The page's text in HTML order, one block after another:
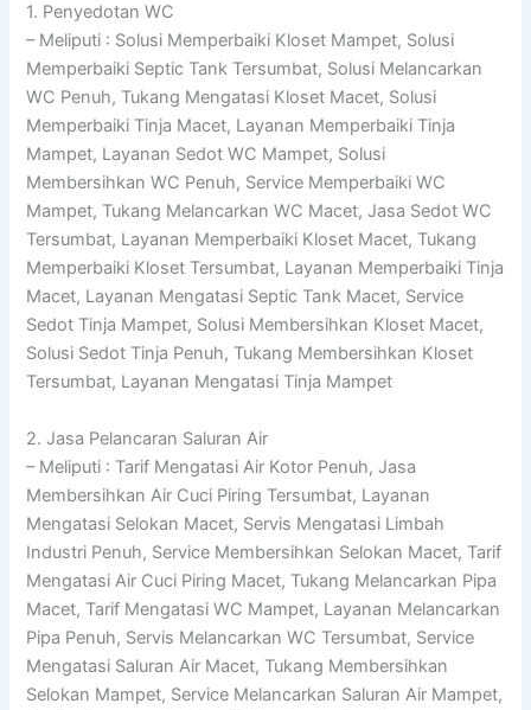
1. Penyedotan WC
– Meliputi : Solusi Memperbaiki Kloset Mampet, Solusi
Memperbaiki Septic Tank Tersumbat, Solusi Melancarkan
WC Penuh, Tukang Mengatasi Kloset Macet, Solusi
Memperbaiki Tinja Macet, Layanan Memperbaiki Tinja
Mampet, Layanan Sedot WC Mampet, Solusi
Membersihkan WC Penuh, Service Memperbaiki WC
Mampet, Tukang Melancarkan WC Macet, Jasa Sedot WC
Tersumbat, Layanan Memperbaiki Kloset Macet, Tukang
Memperbaiki Kloset Tersumbat, Layanan Memperbaiki Tinja
Macet, Layanan Mengatasi Septic Tank Macet, Service
Sedot Tinja Mampet, Solusi Membersihkan Kloset Macet,
Solusi Sedot Tinja Penuh, Tukang Membersihkan Kloset
Tersumbat, Layanan Mengatasi Tinja Mampet
2. Jasa Pelancaran Saluran Air
– Meliputi : Tarif Mengatasi Air Kotor Penuh, Jasa
Membersihkan Air Cuci Piring Tersumbat, Layanan
Mengatasi Selokan Macet, Servis Mengatasi Limbah
Industri Penuh, Service Membersihkan Selokan Macet, Tarif
Mengatasi Air Cuci Piring Macet, Tukang Melancarkan Pipa
Macet, Tarif Mengatasi WC Mampet, Layanan Melancarkan
Pipa Penuh, Servis Melancarkan WC Tersumbat, Service
Mengatasi Saluran Air Macet, Tukang Membersihkan
Selokan Mampet, Service Melancarkan Saluran Air Mampet,